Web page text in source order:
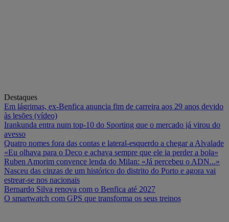
Destaques
Em lágrimas, ex-Benfica anuncia fim de carreira aos 29 anos devido
às lesões (vídeo)
Irankunda entra num top-10 do Sporting que o mercado já virou do
avesso
Quatro nomes fora das contas e lateral-esquerdo a chegar a Alvalade
«Eu olhava para o Deco e achava sempre que ele ia perder a bola»
Ruben Amorim convence lenda do Milan: «Já percebeu o ADN...»
Nasceu das cinzas de um histórico do distrito do Porto e agora vai
estrear-se nos nacionais
Bernardo Silva renova com o Benfica até 2027
O smartwatch com GPS que transforma os seus treinos